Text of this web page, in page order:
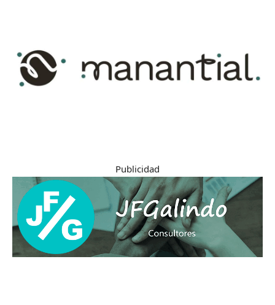
Publicidad